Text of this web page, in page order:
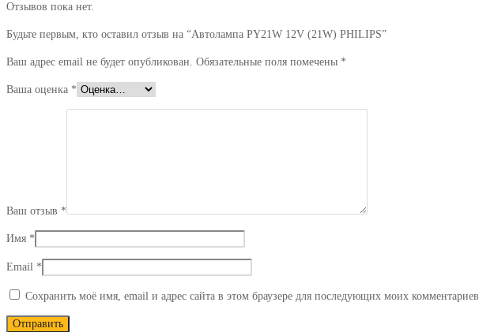
Отзывов пока нет.
Будьте первым, кто оставил отзыв на “Автолампа PY21W 12V (21W) PHILIPS”
Ваш адрес email не будет опубликован. Обязательные поля помечены *
Ваша оценка *
Ваш отзыв *
Имя *
Email *
Сохранить моё имя, email и адрес сайта в этом браузере для последующих моих комментариев.